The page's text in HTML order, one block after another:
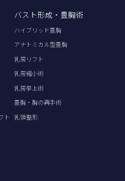
ト
バスト形成・豊胸術
ハイブリッド豊胸
アナトミカル型豊胸
乳房リフト
乳房縮小術
乳房挙上術
豊胸・胸の再手術
乳頭整形